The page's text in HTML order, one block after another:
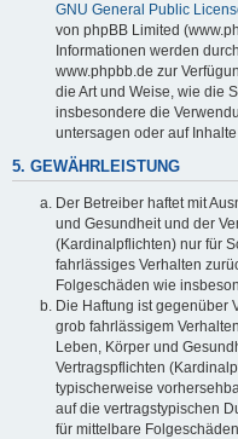
GNU General Public
von phpBB Limited
Informationen werden
www.phpbb.de zur
die Art und Weise, wie die
insbesondere die
untersagen oder auf
5. GEWÄHRLEISTUNG
Der Betreiber haftet mit
und Gesundheit und der
(Kardinalpflichten) nur für
fahrlässiges Verhalten
Folgeschäden wie
Die Haftung ist gegenüber
grob fahrlässigem
Leben, Körper und
Vertragspflichten
typischerweise
auf die vertragstypischen
für mittelbare